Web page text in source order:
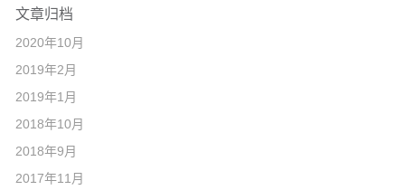
文章归档
2020年10月
2019年2月
2019年1月
2018年10月
2018年9月
2017年11月